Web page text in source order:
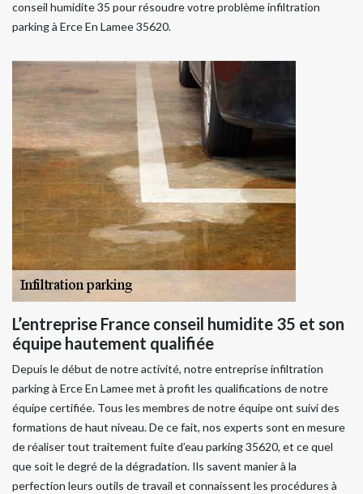
conseil humidite 35 pour résoudre votre problème infiltration
parking à Erce En Lamee 35620.
L’entreprise France conseil humidite 35 et son
équipe hautement qualifiée
Depuis le début de notre activité, notre entreprise infiltration
parking à Erce En Lamee met à profit les qualifications de notre
équipe certifiée. Tous les membres de notre équipe ont suivi des
formations de haut niveau. De ce fait, nos experts sont en mesure
de réaliser tout traitement fuite d’eau parking 35620, et ce quel
que soit le degré de la dégradation. Ils savent manier à la
perfection leurs outils de travail et connaissent les procédures à